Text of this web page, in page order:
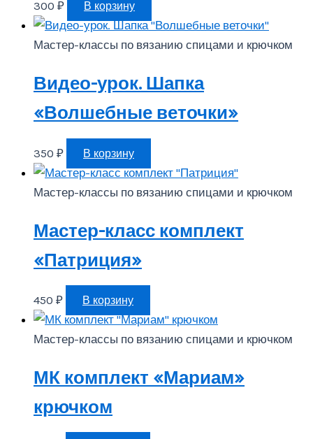
300 ₽ В корзину
Мастер-классы по вязанию спицами и крючком
Видео-урок. Шапка
«Волшебные веточки»
350 ₽ В корзину
Мастер-классы по вязанию спицами и крючком
Мастер-класс комплект
«Патриция»
450 ₽ В корзину
Мастер-классы по вязанию спицами и крючком
МК комплект «Мариам»
крючком